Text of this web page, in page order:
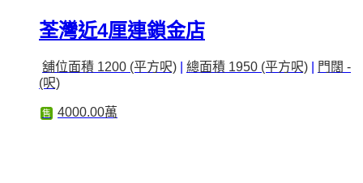
荃灣近4厘連鎖金店
舖位面積 1200 (平方呎) 總面積 1950 (平方呎)
門闊 -
(呎)
售 4000.00萬